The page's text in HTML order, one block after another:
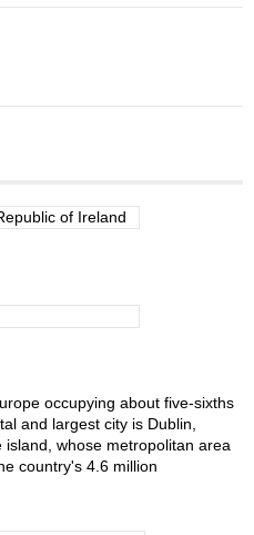
occupying about five-sixths
and largest city is Dublin,
whose metropolitan area
country's 4.6 million